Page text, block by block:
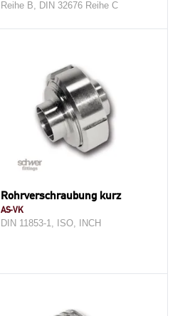
Reihe B, DIN 32676 Reihe C
Rohrverschraubung kurz
AS-VK
DIN 11853-1, ISO, INCH